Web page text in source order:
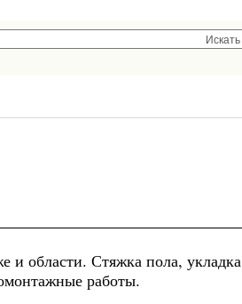
Искать
и области. Стяжка пола, укладка
работы.